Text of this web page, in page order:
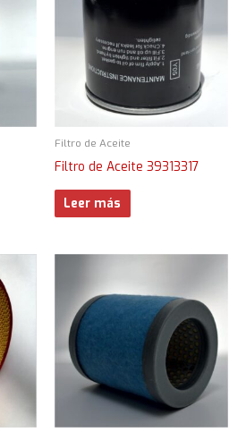
Filtro de Aceite
Filtro de Aceite 39313317
Leer más